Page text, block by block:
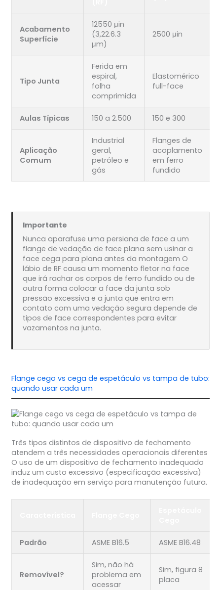
Acabamento
Superfície
12550 μin
(3,22.6.3
μm)
2500 μin
Tipo Junta
Ferida em
espiral,
folha
comprimida
Elastomérico
full-face
Aulas Típicas 150 a 2.500 150 e 300
Aplicação
Comum
Industrial
geral,
petróleo e
gás
Flanges de
acoplamento
em ferro
fundido
Importante
Nunca aparafuse uma persiana de face a um
flange de vedação de face plana sem usinar a
face cega para plana antes da montagem O
lábio de RF causa um momento fletor na face
que irá rachar os corpos de ferro fundido ou de
outra forma colocar a face da junta sob
pressão excessiva e a junta que entra em
contato com uma vedação segura depende de
tipos de face correspondentes para evitar
vazamentos na junta.
Flange cego vs cega de espetáculo vs tampa de tubo:
quando usar cada um
Três tipos distintos de dispositivo de fechamento
atendem a três necessidades operacionais diferentes
O uso de um dispositivo de fechamento inadequado
induz um custo excessivo (especificação excessiva)
de inadequação em serviço para manutenção futura.
Padrão ASME B16.5 ASME B16.48
Removível?
Sim, não há
problema em
acessar
Sim, figura 8
placa